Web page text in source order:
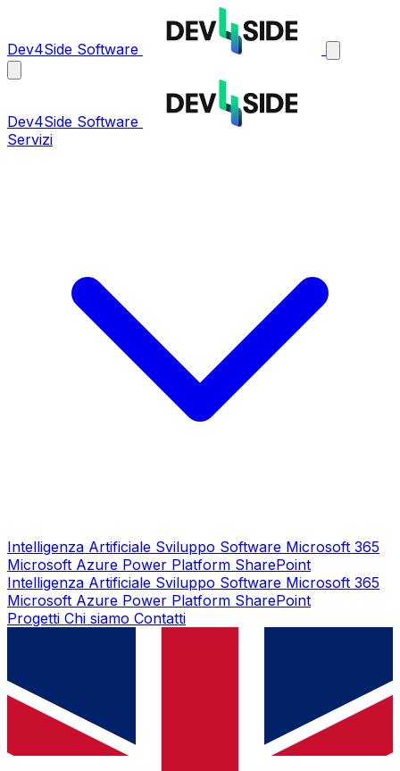
Dev4Side Software
Dev4Side Software
Servizi
Intelligenza Artificiale Sviluppo Software Microsoft 365
Microsoft Azure Power Platform SharePoint
Intelligenza Artificiale Sviluppo Software Microsoft 365
Microsoft Azure Power Platform SharePoint
Progetti Chi siamo Contatti